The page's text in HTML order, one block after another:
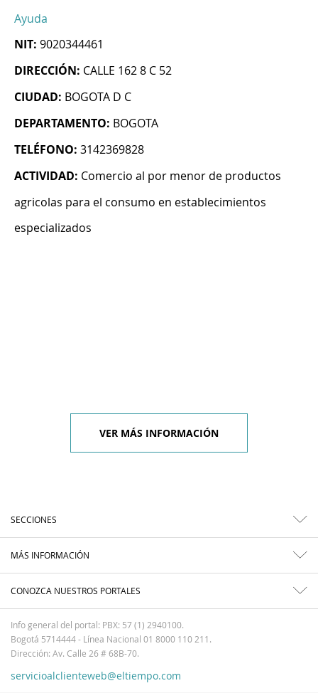
Ayuda
NIT: 9020344461
DIRECCIÓN: CALLE 162 8 C 52
CIUDAD: BOGOTA D C
DEPARTAMENTO: BOGOTA
TELÉFONO: 3142369828
ACTIVIDAD: Comercio al por menor de productos
agricolas para el consumo en establecimientos
especializados
VER MÁS INFORMACIÓN
SECCIONES
MÁS INFORMACIÓN
CONOZCA NUESTROS PORTALES
Info general del portal: PBX: 57 (1) 2940100.
Bogotá 5714444 - Línea Nacional 01 8000 110 211.
Dirección: Av. Calle 26 # 68B-70.
servicioalclienteweb@eltiempo.com